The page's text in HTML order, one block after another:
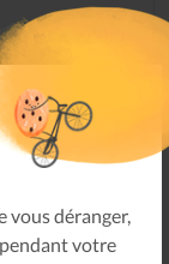
vous déranger,
votre